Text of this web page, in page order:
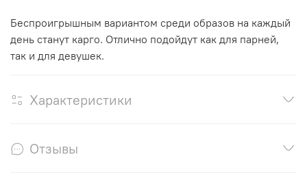
Беспроигрышным вариантом среди образов на каждый
день станут карго. Отлично подойдут как для парней,
так и для девушек.
Характеристики
Отзывы